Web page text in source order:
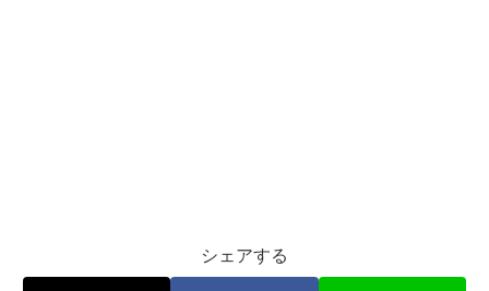
シェアする